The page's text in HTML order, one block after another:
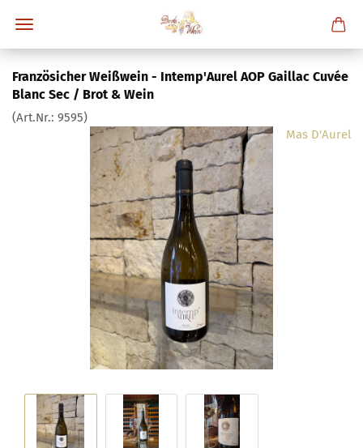
Französicher Weißwein - Intemp'Aurel AOP Gaillac Cuvée
Blanc Sec / Brot & Wein
(Art.Nr.: 9595)
Mas D'Aurel